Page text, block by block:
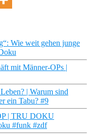
Wie weit gehen junge
mit Männer-OPs |
| Warum sind
ein Tabu? #9
| TRU DOKU
#funk #zdf